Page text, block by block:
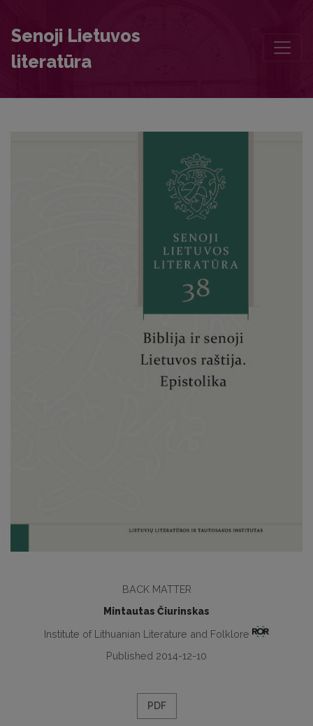
Senoji Lietuvos
literatūra
BACK MATTER
Mintautas Čiurinskas
Institute of Lithuanian Literature and Folklore
Published 2014-12-10
PDF